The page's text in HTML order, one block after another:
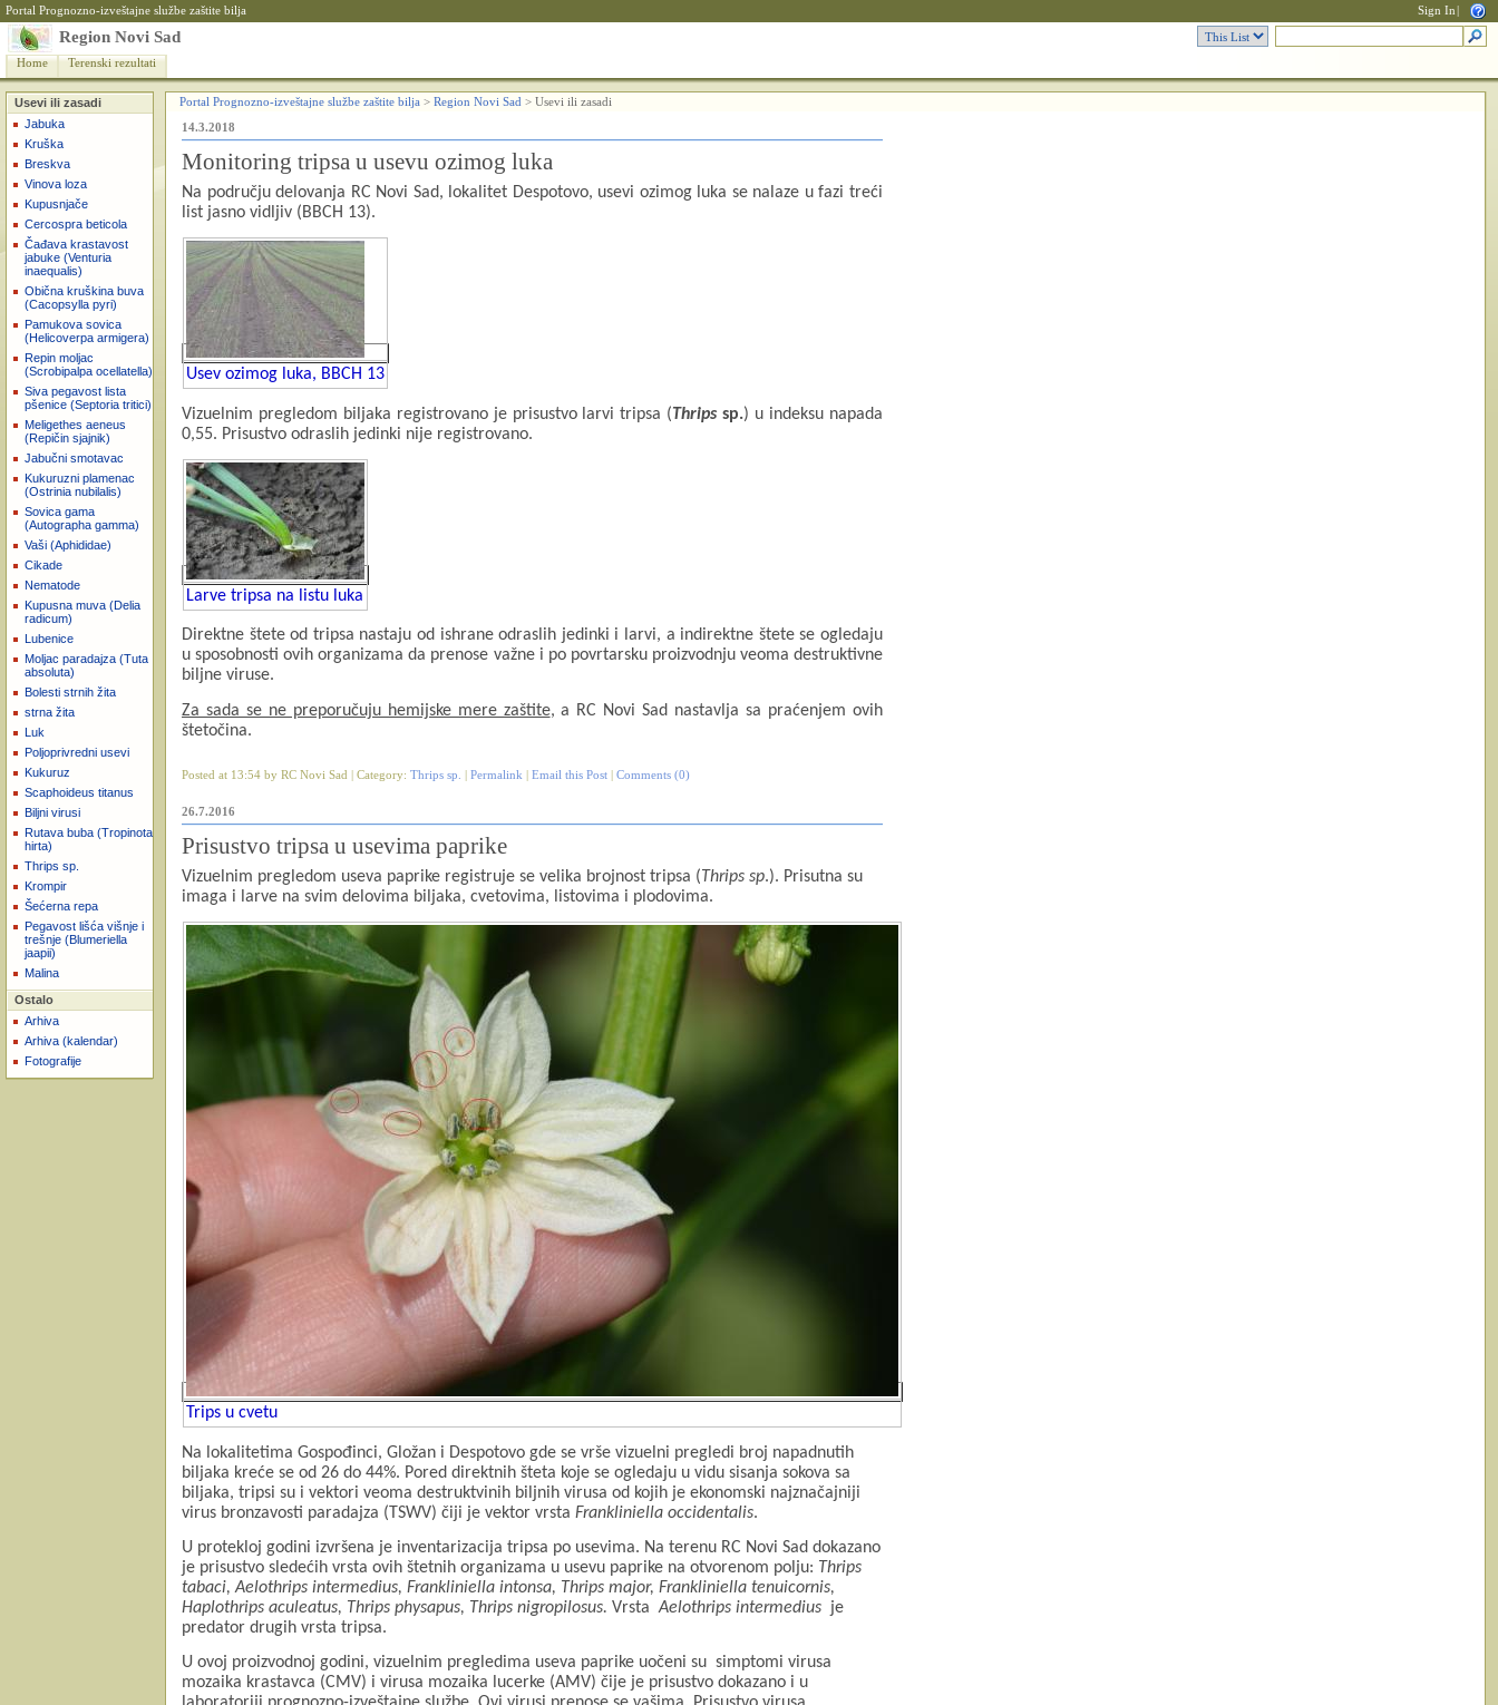
Portal Prognozno-izveštajne službe zaštite bilja Sign In
Region Novi Sad
Home Terenski rezultati
Usevi ili zasadi
Jabuka
Kruška
Breskva
Vinova loza
Kupusnjače
Cercospra beticola
Čađava krastavost
jabuke (Venturia
inaequalis)
Obična kruškina buva
(Cacopsylla pyri)
Pamukova sovica
(Helicoverpa armigera)
Repin moljac
(Scrobipalpa ocellatella)
Siva pegavost lista
pšenice (Septoria tritici)
Meligethes aeneus
(Repičin sjajnik)
Jabučni smotavac
Kukuruzni plamenac
(Ostrinia nubilalis)
Sovica gama
(Autographa gamma)
Vaši (Aphididae)
Cikade
Nematode
Kupusna muva (Delia
radicum)
Lubenice
Moljac paradajza (Tuta
absoluta)
Bolesti strnih žita
strna žita
Luk
Poljoprivredni usevi
Kukuruz
Scaphoideus titanus
Biljni virusi
Rutava buba (Tropinota
hirta)
Thrips sp.
Krompir
Šećerna repa
Pegavost lišća višnje i
trešnje (Blumeriella
jaapii)
Malina
Ostalo
Arhiva
Arhiva (kalendar)
Fotografije
Portal Prognozno-izveštajne službe zaštite bilja > Region Novi Sad > Usevi ili zasadi
14.3.2018
Monitoring tripsa u usevu ozimog luka
Na području delovanja RC Novi Sad, lokalitet Despotovo, usevi ozimog luka se nalaze u fazi treći
list jasno vidljiv (BBCH 13).
Usev ozimog luka, BBCH 13
Vizuelnim pregledom biljaka registrovano je prisustvo larvi tripsa (Thrips sp.) u indeksu napada
0,55. Prisustvo odraslih jedinki nije registrovano.
Larve tripsa na listu luka
Direktne štete od tripsa nastaju od ishrane odraslih jedinki i larvi, a indirektne štete se ogledaju
u sposobnosti ovih organizama da prenose važne i po povrtarsku proizvodnju veoma destruktivne
biljne viruse.
Za sada se ne preporučuju hemijske mere zaštite, a RC Novi Sad nastavlja sa praćenjem ovih
štetočina.
Posted at 13:54 by RC Novi Sad | Category: Thrips sp. Permalink Email this Post Comments (0)
26.7.2016
Prisustvo tripsa u usevima paprike
Vizuelnim pregledom useva paprike registruje se velika brojnost tripsa (Thrips sp.). Prisutna su
imaga i larve na svim delovima biljaka, cvetovima, listovima i plodovima.
Trips u cvetu
Na lokalitetima Gospođinci, Gložan i Despotovo gde se vrše vizuelni pregledi broj napadnutih
biljaka kreće se od 26 do 44%. Pored direktnih šteta koje se ogledaju u vidu sisanja sokova sa
biljaka, tripsi su i vektori veoma destruktvinih biljnih virusa od kojih je ekonomski najznačajniji
virus bronzavosti paradajza (TSWV) čiji je vektor vrsta Frankliniella occidentalis.
U protekloj godini izvršena je inventarizacija tripsa po usevima. Na terenu RC Novi Sad dokazano
je prisustvo sledećih vrsta ovih štetnih organizama u usevu paprike na otvorenom polju: Thrips
tabaci, Aelothrips intermedius, Frankliniella intonsa, Thrips major, Frankliniella tenuicornis,
Haplothrips aculeatus, Thrips physapus, Thrips nigropilosus. Vrsta Aelothrips intermedius je
predator drugih vrsta tripsa.
U ovoj proizvodnoj godini, vizuelnim pregledima useva paprike uočeni su simptomi virusa
mozaika krastavca (CMV) i virusa mozaika lucerke (AMV) čije je prisustvo dokazano i u